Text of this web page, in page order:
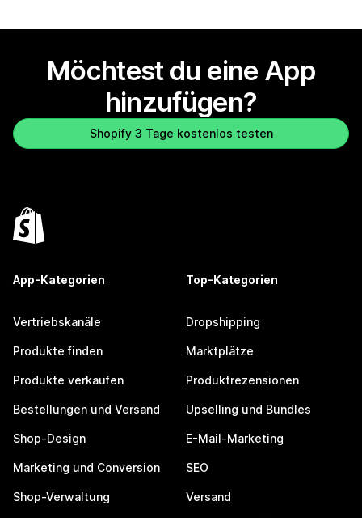
Möchtest du eine App
hinzufügen?
Shopify 3 Tage kostenlos testen
App-Kategorien
Vertriebskanäle
Produkte finden
Produkte verkaufen
Bestellungen und Versand
Shop-Design
Marketing und Conversion
Shop-Verwaltung
Top-Kategorien
Dropshipping
Marktplätze
Produktrezensionen
Upselling und Bundles
E-Mail-Marketing
SEO
Versand